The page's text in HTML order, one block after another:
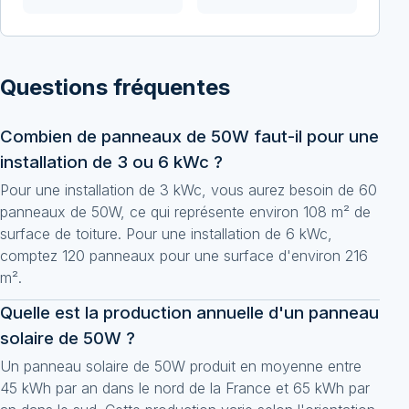
Questions fréquentes
Combien de panneaux de 50W faut-il pour une
installation de 3 ou 6 kWc ?
Pour une installation de 3 kWc, vous aurez besoin de 60
panneaux de 50W, ce qui représente environ 108 m² de
surface de toiture. Pour une installation de 6 kWc,
comptez 120 panneaux pour une surface d'environ 216
m².
Quelle est la production annuelle d'un panneau
solaire de 50W ?
Un panneau solaire de 50W produit en moyenne entre
45 kWh par an dans le nord de la France et 65 kWh par